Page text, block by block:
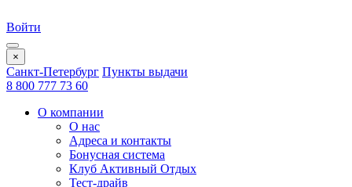
Войти
×
Санкт-Петербург Пункты выдачи
8 800 777 73 60
О компании
О нас
Адреса и контакты
Бонусная система
Клуб Активный Отдых
Тест-драйв